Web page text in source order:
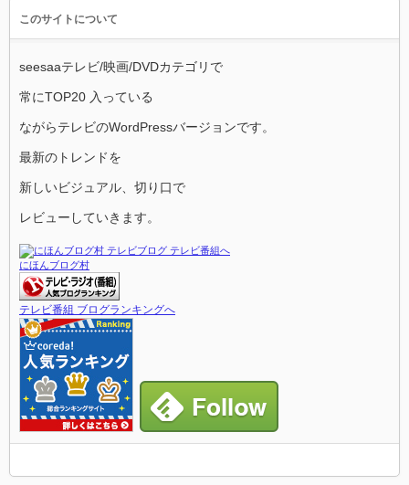
このサイトについて
seesaaテレビ/映画/DVDカテゴリで
常にTOP20 入っている
ながらテレビのWordPressバージョンです。
最新のトレンドを
新しいビジュアル、切り口で
レビューしていきます。
にほんブログ村
テレビ番組 ブログランキングへ